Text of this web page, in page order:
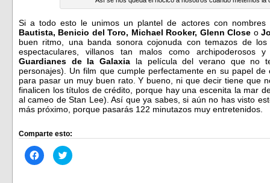
Si a todo esto le unimos un plantel de actores con
Bautista, Benicio del Toro, Michael Rooker, Glenn Close o
buen ritmo, una banda sonora cojonuda con temazos de
espectaculares, villanos tan malos como archipoderosos
Guardianes de la Galaxia la película del verano que no
personajes). Un film que cumple perfectamente en su papel
para pasar un muy buen rato. Y bueno, ni que decir tiene que
finalicen los títulos de crédito, porque hay una escenita la mar
al cameo de Stan Lee). Así que ya sabes, si aún no has visto
más próximo, porque pasarás 122 minutazos muy entretenidos.
Comparte esto:
Haz
clic
Haz
clic